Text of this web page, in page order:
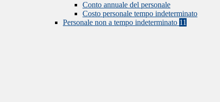
Conto annuale del personale
Costo personale tempo indeterminato
Personale non a tempo indeterminato 11